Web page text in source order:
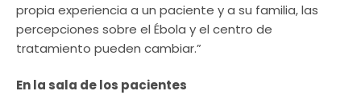
propia experiencia a un paciente y a su familia, las
percepciones sobre el Ébola y el centro de
tratamiento pueden cambiar.”
En la sala de los pacientes